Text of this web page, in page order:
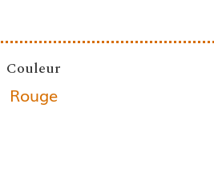
Couleur
Rouge